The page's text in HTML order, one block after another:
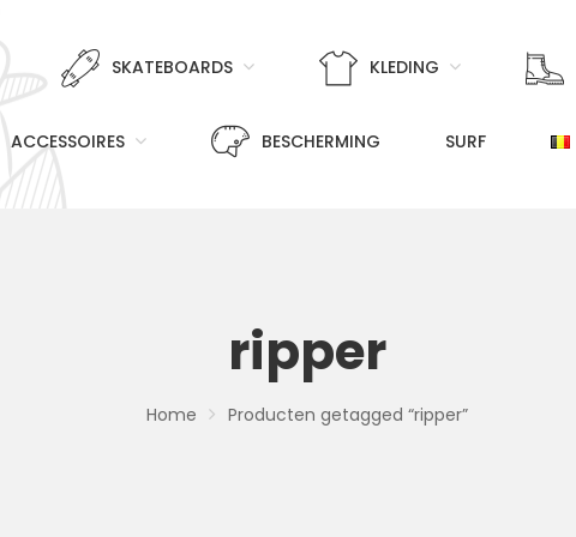
SKATEBOARDS KLEDING
ACCESSOIRES BESCHERMING SURF
ripper
Home Producten getagged “ripper”